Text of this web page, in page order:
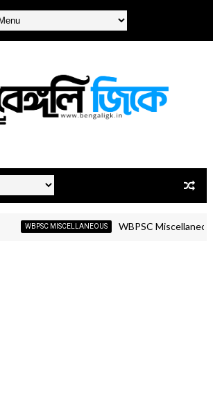
WBPSC MISCELLANEOUS WBPSC Miscellaneous GK